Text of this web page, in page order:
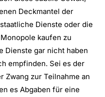
Deckmantel der
Dienste oder die
kaufen zu
Dienste gar nicht haben
empfinden. Sei es der
Zwang zur Teilnahme an
es Abgaben für eine